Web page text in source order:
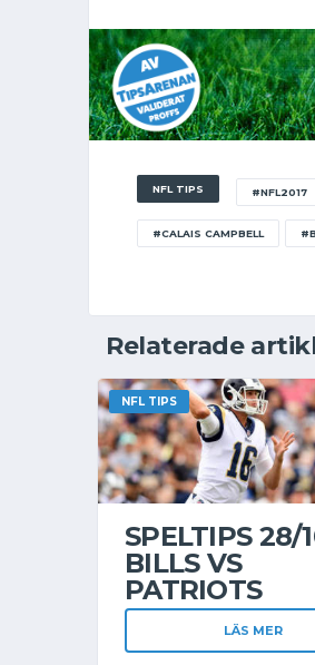
NFL TIPS #NFL2017
#CALAIS CAMPBELL
Relaterade
NFL TIPS
SPELTIPS 28/
BILLS VS
PATRIOTS
LÄS MER